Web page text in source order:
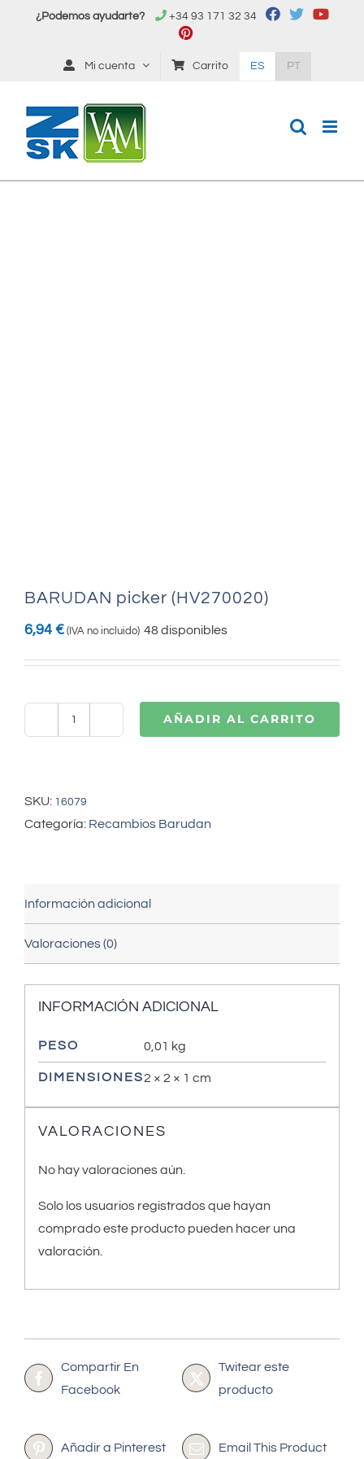
¿Podemos ayudarte? +34 93 171 32 34
Mi cuenta Carrito ES PT
BARUDAN picker (HV270020)
6,94 € (IVA no incluido) 48 disponibles
cantidad
AÑADIR AL CARRITO
SKU: 16079
Categoría: Recambios Barudan
Información adicional
Valoraciones (0)
INFORMACIÓN ADICIONAL
PESO 0,01 kg
DIMENSIONES2 × 2 × 1 cm
VALORACIONES
No hay valoraciones aún.
Solo los usuarios registrados que hayan
comprado este producto pueden hacer una
valoración.
Compartir En
Facebook
Twitear este
producto
Añadir a Pinterest Email This Product